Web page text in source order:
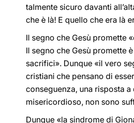
talmente sicuro davanti
che è là! E quello che era là
Il segno che Gesù promette
Il segno che Gesù promette
sacrifici». Dunque «il vero
cristiani che pensano di
conseguenza, una risposta
misericordioso, non sono
Dunque «la sindrome di